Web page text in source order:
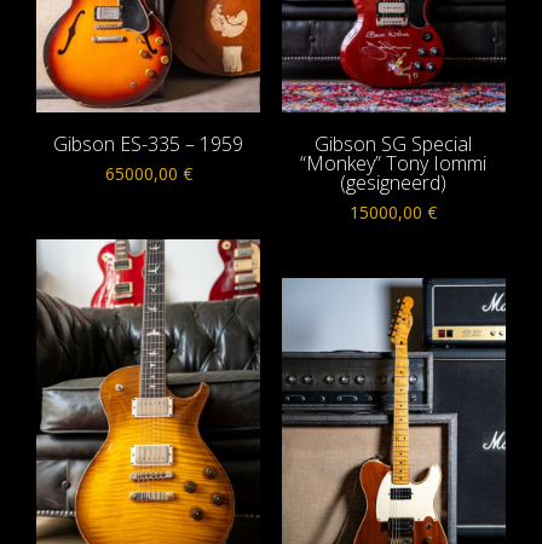
Gibson ES-335 – 1959
65000,00 €
Gibson SG Special
“Monkey” Tony Iommi
(gesigneerd)
15000,00€